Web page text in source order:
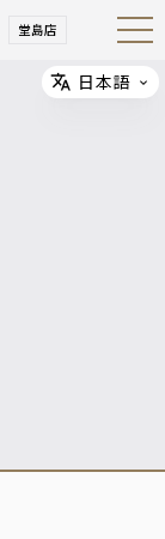
堂島店 Open
Navig
Select
日本語